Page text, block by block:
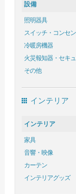
設備
照明器具
スイッチ・コンセ
冷暖房機器
火災報知器・セキ
その他
インテリア
インテリア
家具
音響・映像
カーテン
インテリアグッズ